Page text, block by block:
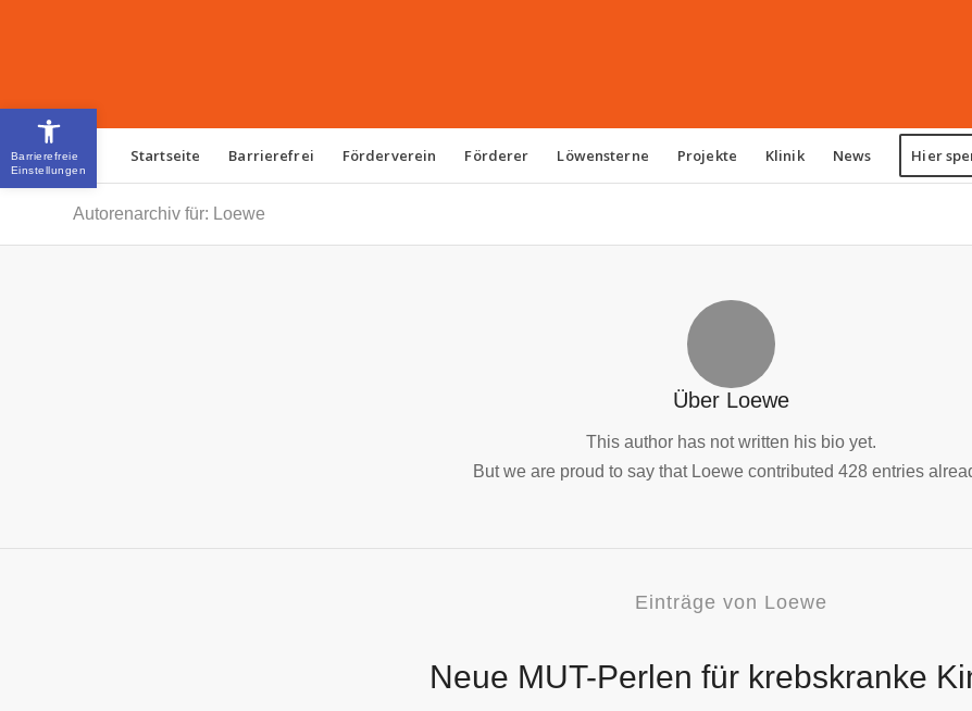
Startseite Barrierefrei Förderverein Förderer Löwensterne Projekte Klinik News Hier
Autorenarchiv für: Loewe
Über Loewe
This author has not written his bio yet.
But we are proud to say that Loewecontributed 428 entries
Einträge von Loewe
Neue MUT-Perlen für krebskranke
Open toolbar